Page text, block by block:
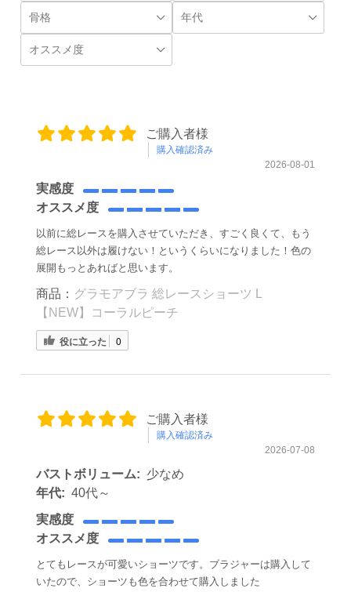
ご購入者様
購入確認済み
2026-08-01
実感度
オススメ度
以前に総レースを購入させていただき、すごく良くて、もう
総レース以外は履けない！というくらいになりました！色の
展開もっとあればと思います。
商品： グラモアブラ 総レースショーツ L
【NEW】コーラルピーチ
役に立った 0
ご購入者様
購入確認済み
2026-07-08
バストボリューム: 少なめ
年代: 40代～
実感度
オススメ度
とてもレースが可愛いショーツです。ブラジャーは購入して
いたので、ショーツも色を合わせて購入しました